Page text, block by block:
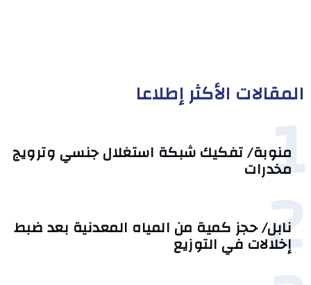
المقالات الأكثر إطلاعا
1
منوبة/ تفكيك شبكة استغلال جنسي وترويج
مخدرات
2
نابل/ حجز كمية من المياه المعدنية بعد ضبط
إخلالات في التوزيع